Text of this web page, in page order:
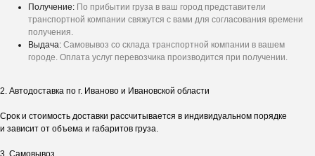
Получение: По прибытии груза в ваш город представители
транспортной компании свяжутся с вами для согласования времени
получения.
Выдача: Самовывоз со склада транспортной компании в вашем
городе. Оплата услуг перевозчика производится при получении.
2. Автодоставка по г. Иваново и Ивановской области
Срок и стоимость доставки рассчитывается в индивидуальном порядке
и зависит от объема и габаритов груза.
3. Самовывоз
Ответьте на несколько вопросов - и мы
Получитеперсональное
предложение на ворота